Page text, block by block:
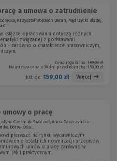
a umowa o zatrudnienie
Krzysztof Wojciech Baran, Mądrzycki Błażej,
C...
książce opracowania dotyczą różnych
związanej z podstawami
- zarówno o charakterze pracowniczym,
Cena regularna: 159,00 zł
Najniższa cena z 30 dni przed obniżką: 159,00 zł
Już od: 159,00 zł Więcej
umowy o pracę
Czerniak-Swędzioł, Anna Daszczyńska-
Dörre-Kola...
pierwsze na rynku wydawniczym
ostatnich nowelizacji przepisów
umów o pracę zarówno w
jak i praktycznym.